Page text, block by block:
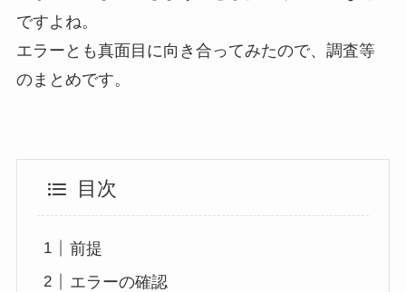
ですよね。
エラーとも真面目に向き合ってみたので、調査等
のまとめです。
目次
前提
エラーの確認